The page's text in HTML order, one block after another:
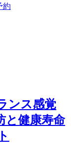
ンス感覚
と健康寿命